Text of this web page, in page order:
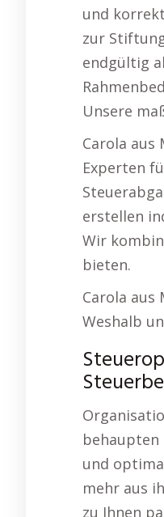
und
zur
endgültig
Unsere
Carola aus
Experten
erstellen
Wir
bieten.
Carola
Weshalb
behaupten
und
mehr aus
zu Ihnen